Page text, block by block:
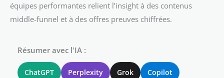
équipes performantes relient l’insight à des contenus
middle-funnel et à des offres preuves chiffrées.
Résumer avec l'IA :
ChatGPT Perplexity Grok Copilot